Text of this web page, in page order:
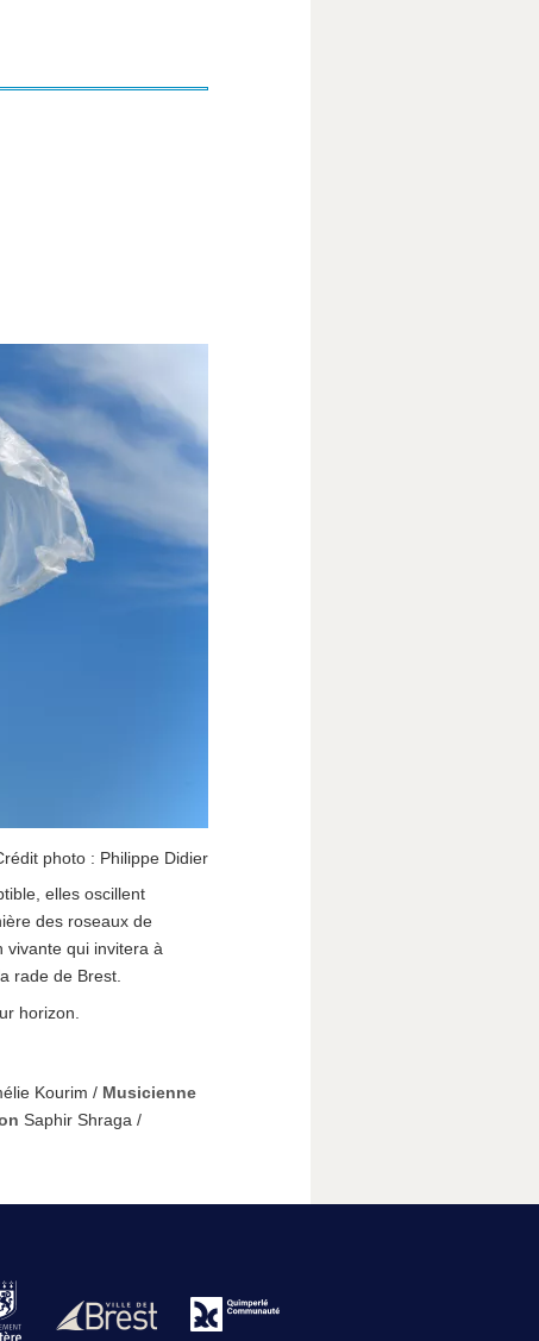
photo : Philippe Didier
elles oscillent
des roseaux de
vivante qui invitera à
rade de Brest.
horizon.
Kourim / Musicienne
Saphir Shraga /